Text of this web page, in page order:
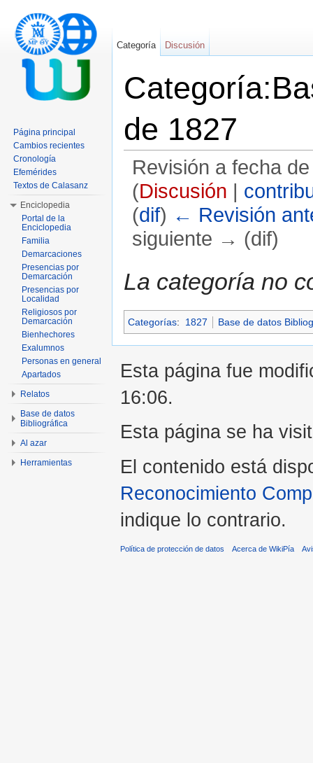
de 1827
Revisión a fecha
(Discusión |
(dif) ← Revisión
siguiente → (dif)
La categoría no
Categorías: 1827 Base de datos
Categoría Discusión
Página principal
Cambios recientes
Cronología
Efemérides
Textos de Calasanz
Enciclopedia
Portal de la
Enciclopedia
Familia
Demarcaciones
Presencias por
Demarcación
Presencias por
Localidad
Religiosos por
Demarcación
Bienhechores
Exalumnos
Personas en general
Apartados
Relatos
Base de datos
Bibliográfica
Al azar
Herramientas
Esta página fue
16:06.
Esta página se ha
El contenido está
Reconocimiento
indique lo contrario.
Política de protección de datos Acerca de WikiPía